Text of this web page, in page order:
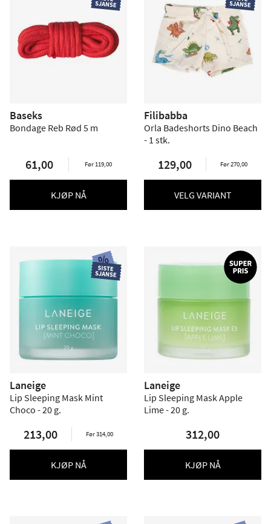
Baseks
Bondage Reb Rød 5 m
61,00 Før 119,00
KJØP NÅ
Filibabba
Orla Badeshorts Dino Beach
- 1 stk.
129,00 Før 270,00
VELG VARIANT
Laneige
Lip Sleeping Mask Mint
Choco - 20 g.
213,00 Før 314,00
KJØP NÅ
Laneige
Lip Sleeping Mask Apple
Lime - 20 g.
312,00
KJØP NÅ